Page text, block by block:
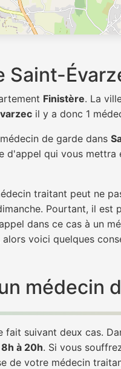
Saint-
Finistère. La
il y a donc 1
de garde dans
qui vous
traitant peut ne
Pourtant, il
dans ce cas à un
voici quelques
médecin
fait suivant deux cas.
à 20h. Si vous
de votre médecin